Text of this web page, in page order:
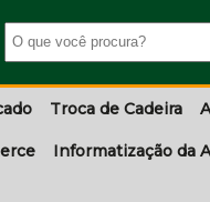
Troca de Cadeira
Informatização da